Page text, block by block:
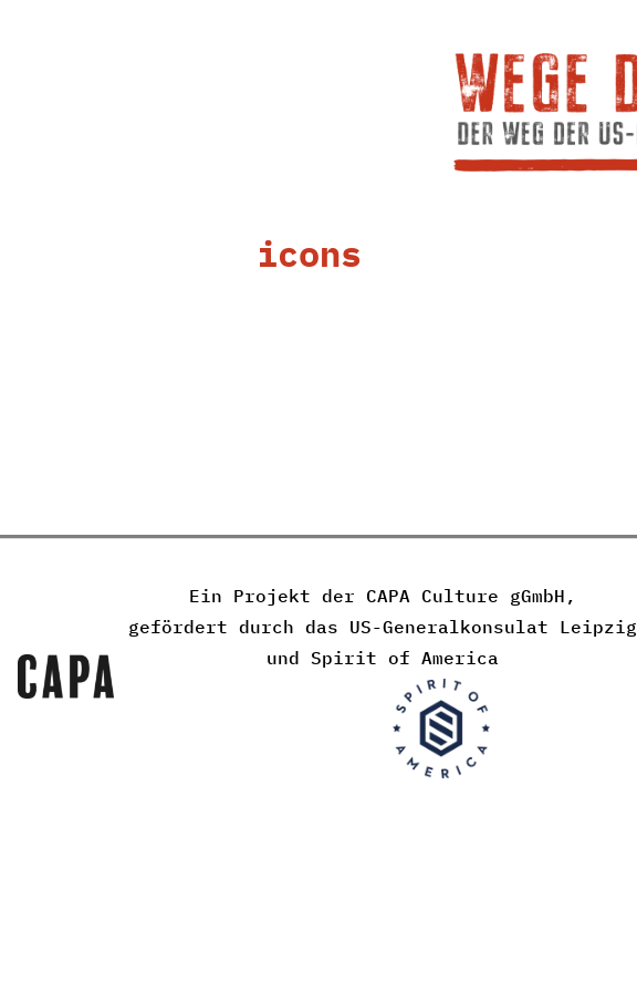
icons
Ein Projekt der CAPA Culture gGmbH,
gefördert durch das US-Generalkonsulat Leipzig
und Spirit of America